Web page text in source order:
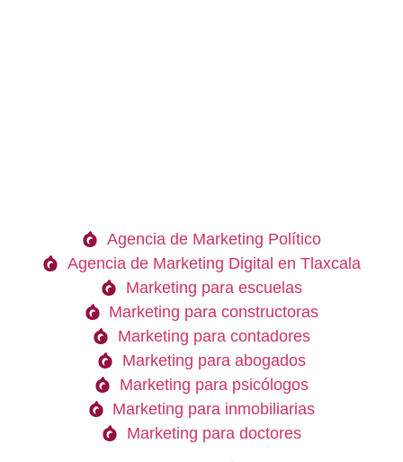
Agencia de Marketing Político
Agencia de Marketing Digital en Tlaxcala
Marketing para escuelas
Marketing para constructoras
Marketing para contadores
Marketing para abogados
Marketing para psicólogos
Marketing para inmobiliarias
Marketing para doctores